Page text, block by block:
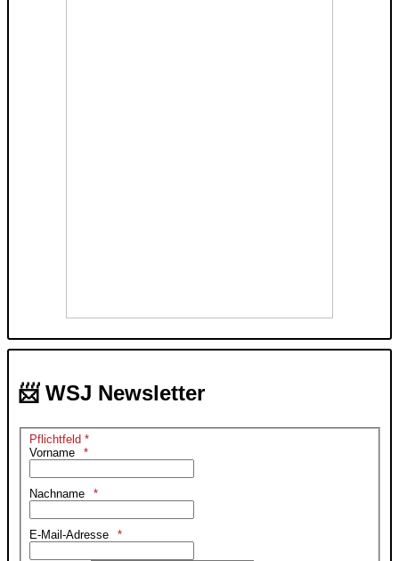
📨 WSJ Newsletter
Pflichtfeld *
Vorname
Nachname
E-Mail-Adresse